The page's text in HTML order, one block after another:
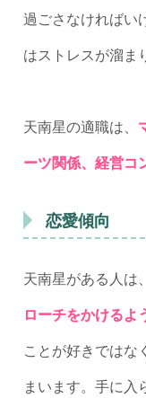
過ごさなければい
はストレスが溜ま
天南星の適職は、
ーツ関係、経営コ
恋愛傾向
天南星がある人は
ローチをかけるよ
ことが好きではな
まいます。手に入